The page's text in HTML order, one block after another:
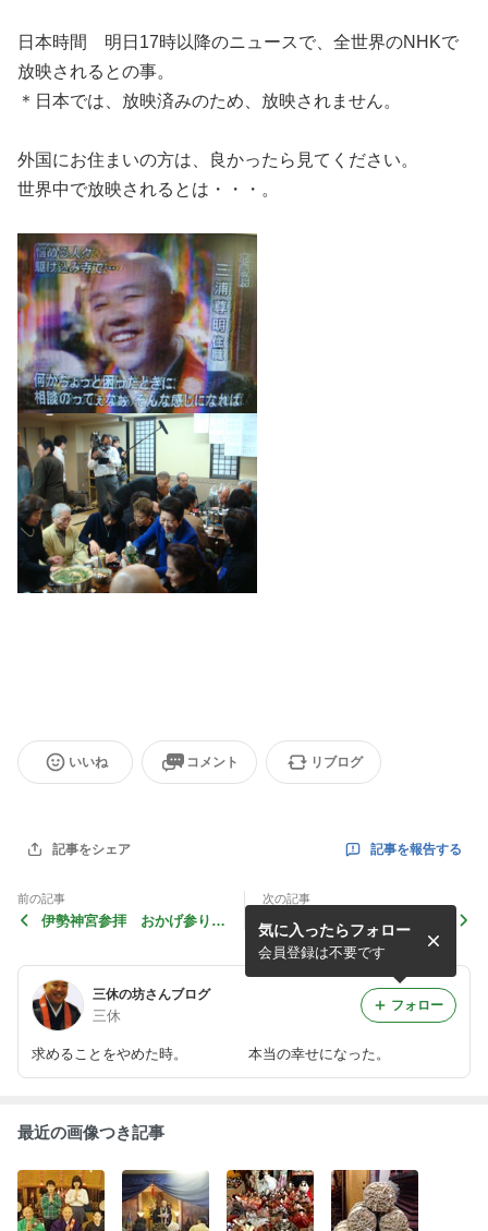
日本時間 明日17時以降のニュースで、全世界のNHKで
放映されるとの事。
＊日本では、放映済みのため、放映されません。
外国にお住まいの方は、良かったら見てください。
世界中で放映されるとは・・・。
いいね コメント リブログ
記事をシェア 記事を報告する
前の記事
伊勢神宮参拝 おかげ参りで
次の記事
京都駅前つちぼとけ教室
三休の坊さんブログ
三休
求めることをやめた時。 本当の幸せになった。
気に入ったらフォロー
会員登録は不要です
フォロー
最近の画像つき記事